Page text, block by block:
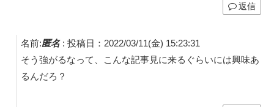
返信
名前:匿名: 投稿日：2022/03/11(金) 15:23:31
そう強がるなって、こんな記事見に来るぐらいには興味あ
るんだろ？